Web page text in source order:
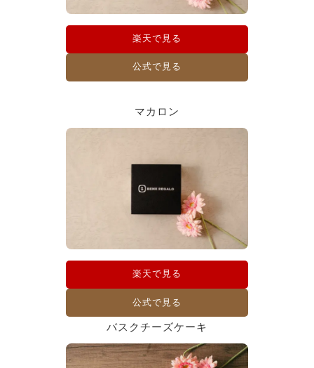
楽天で見る
公式で見る
マカロン
楽天で見る
公式で見る
バスクチーズケーキ